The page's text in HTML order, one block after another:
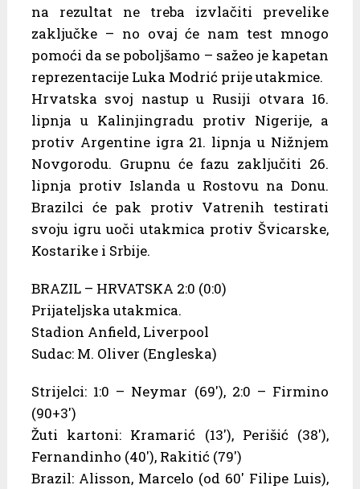
na rezultat ne treba izvlačiti prevelike
zaključke – no ovaj će nam test mnogo
pomoći da se poboljšamo – sažeo je kapetan
reprezentacije Luka Modrić prije utakmice.
Hrvatska svoj nastup u Rusiji otvara 16.
lipnja u Kalinjingradu protiv Nigerije, a
protiv Argentine igra 21. lipnja u Nižnjem
Novgorodu. Grupnu će fazu zaključiti 26.
lipnja protiv Islanda u Rostovu na Donu.
Brazilci će pak protiv Vatrenih testirati
svoju igru uoči utakmica protiv Švicarske,
Kostarike i Srbije.
BRAZIL – HRVATSKA 2:0 (0:0)
Prijateljska utakmica.
Stadion Anfield, Liverpool
Sudac: M. Oliver (Engleska)
Strijelci: 1:0 – Neymar (69′), 2:0 – Firmino
(90+3′)
Žuti kartoni: Kramarić (13′), Perišić (38′),
Fernandinho (40′), Rakitić (79′)
Brazil: Alisson, Marcelo (od 60′ Filipe Luis),